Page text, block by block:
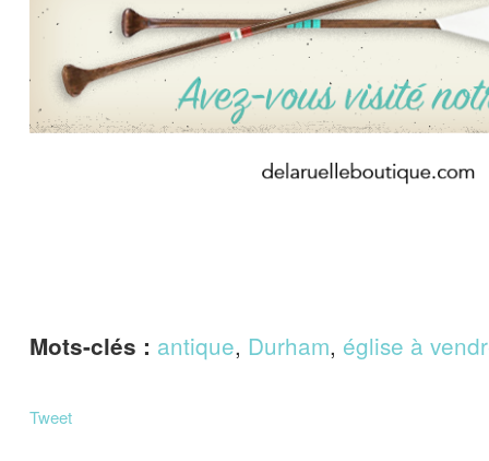
Mots-clés : antique, Durham, église à
Tweet